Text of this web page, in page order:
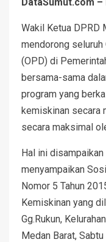
Wakil Ketua DPRD
mendorong
(OPD) di
bersama-sama
program yang
kemiskinan secara
secara maksimal
Hal ini disampaikan
menyampaikan
Nomor 5 Tahun
Kemiskinan yang
Gg.Rukun,
Medan Barat,